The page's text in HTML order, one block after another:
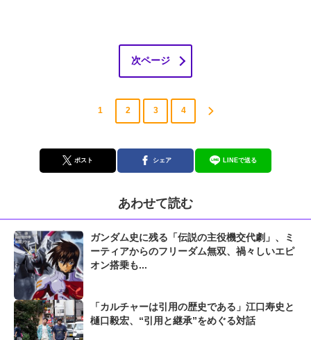
次ページ
1 2 3 4
ポスト シェア LINEで送る
あわせて読む
ガンダム史に残る「伝説の主役機交代劇」、ミ
ーティアからのフリーダム無双、禍々しいエピ
オン搭乗も...
「カルチャーは引用の歴史である」江口寿史と
樋口毅宏、“引用と継承”をめぐる対話